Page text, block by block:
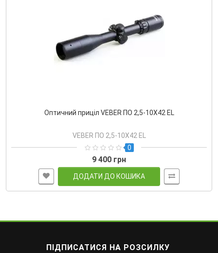
Оптичний приціл VEBER ПО 2,5-10Х42 EL
VEBER ПО 2,5-10Х42 EL
0
9 400 грн
ДОДАТИ ДО КОШИКА
ПІДПИСАТИСЯ НА РОЗСИЛКУ